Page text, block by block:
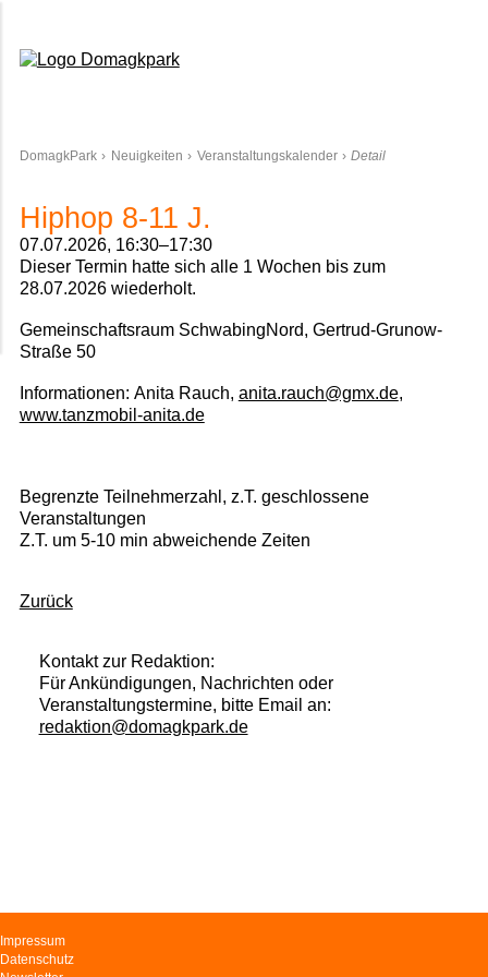
DomagkPark Neuigkeiten Veranstaltungskalender Detail
Hiphop 8-11 J.
07.07.2026, 16:30–17:30
Dieser Termin hatte sich alle 1 Wochen bis zum
28.07.2026 wiederholt.
Gemeinschaftsraum SchwabingNord, Gertrud-Grunow-
Straße 50
Informationen: Anita Rauch, anita.rauch@gmx.de,
www.tanzmobil-anita.de
Begrenzte Teilnehmerzahl, z.T. geschlossene
Veranstaltungen
Z.T. um 5-10 min abweichende Zeiten
Zurück
Kontakt zur Redaktion:
Für Ankündigungen, Nachrichten oder
Veranstaltungstermine, bitte Email an:
redaktion@domagkpark.de
Navigation
überspringen
Impressum
Datenschutz